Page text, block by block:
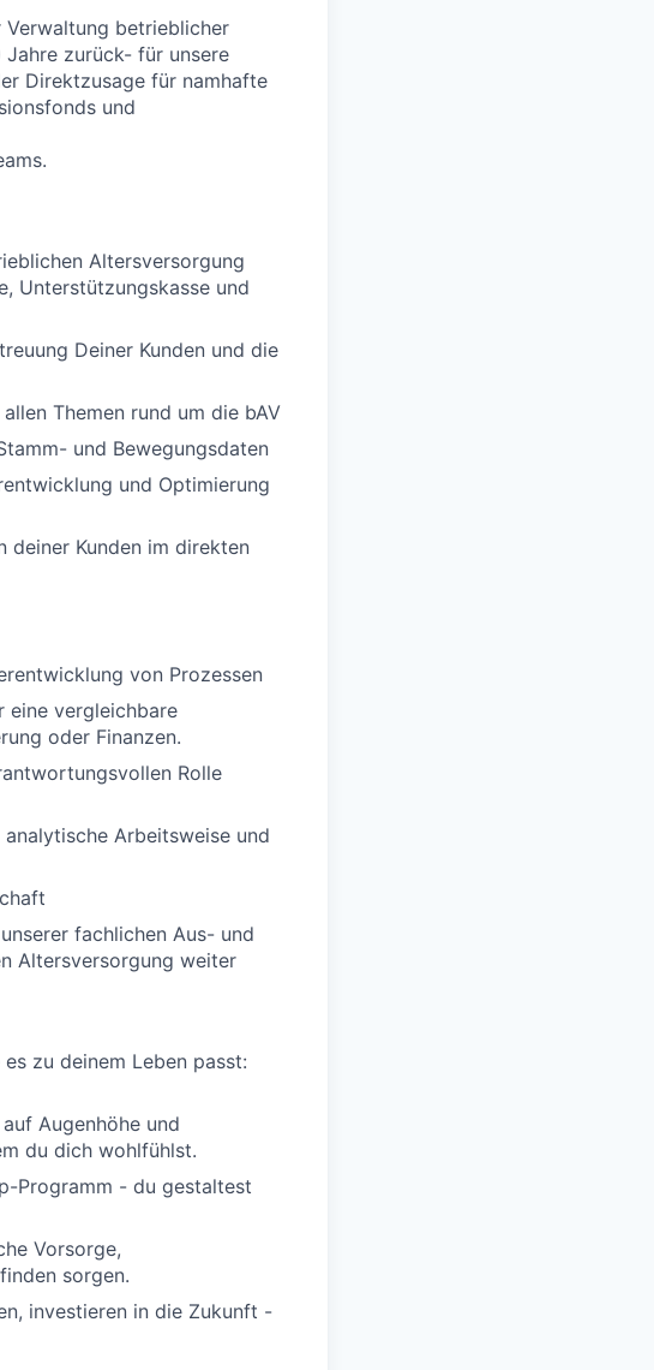
Verwaltung betrieblicher
zurück- für unsere
Direktzusage für namhafte
und
Altersversorgung
Unterstützungskasse und
Deiner Kunden und die
Themen rund um die bAV
und Bewegungsdaten
und Optimierung
deiner Kunden im direkten
von Prozessen
eine vergleichbare
oder Finanzen.
Rolle
Arbeitsweise und
fachlichen Aus- und
Altersversorgung weiter
zu deinem Leben passt:
Augenhöhe und
du dich wohlfühlst.
Programm - du gestaltest
Vorsorge,
sorgen.
investieren in die Zukunft -